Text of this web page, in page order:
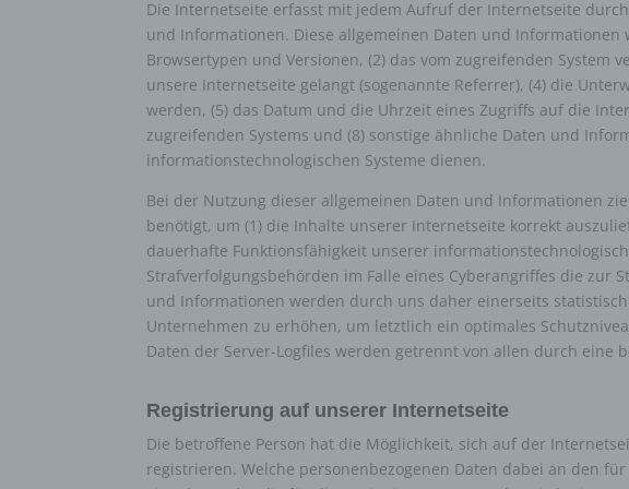
Die Internetseite erfasst mit jedem Aufruf der Internetseite
und Informationen. Diese allgemeinen Daten und Informationen
Browsertypen und Versionen, (2) das vom zugreifenden System
unsere Internetseite gelangt (sogenannte Referrer), (4) die
werden, (5) das Datum und die Uhrzeit eines Zugriffs auf die
zugreifenden Systems und (8) sonstige ähnliche Daten und
informationstechnologischen Systeme dienen.
Bei der Nutzung dieser allgemeinen Daten und Informationen
benötigt, um (1) die Inhalte unserer Internetseite korrekt
dauerhafte Funktionsfähigkeit unserer
Strafverfolgungsbehörden im Falle eines Cyberangriffes die zur
und Informationen werden durch uns daher einerseits
Unternehmen zu erhöhen, um letztlich ein optimales
Daten der Server-Logfiles werden getrennt von allen durch eine
Registrierung auf unserer Internetseite
Die betroffene Person hat die Möglichkeit, sich auf der
registrieren. Welche personenbezogenen Daten dabei an den
Profiling ist jede Art der
die darin besteht, dass
bestimmte persönliche
bewerten, insbesondere,
Lage, Gesundheit,
Aufenthaltsort oder
vorherzusagen.
f)
Pseudonymisierung ist
auf welche die
Informationen nicht mehr
können, sofern diese
technischen und
dass die
g)
Verantwortlicher
Verantwortlicher oder für